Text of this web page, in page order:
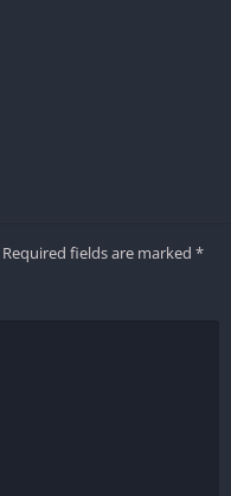
Required fields are marked *